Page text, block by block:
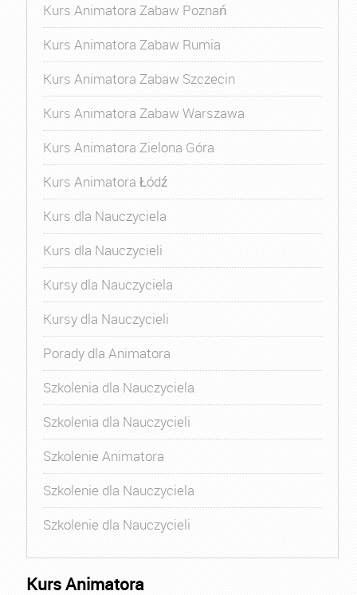
Kurs Animatora Zabaw Poznań
Kurs Animatora Zabaw Rumia
Kurs Animatora Zabaw Szczecin
Kurs Animatora Zabaw Warszawa
Kurs Animatora Zielona Góra
Kurs Animatora Łódź
Kurs dla Nauczyciela
Kurs dla Nauczycieli
Kursy dla Nauczyciela
Kursy dla Nauczycieli
Porady dla Animatora
Szkolenia dla Nauczyciela
Szkolenia dla Nauczycieli
Szkolenie Animatora
Szkolenie dla Nauczyciela
Szkolenie dla Nauczycieli
Kurs Animatora